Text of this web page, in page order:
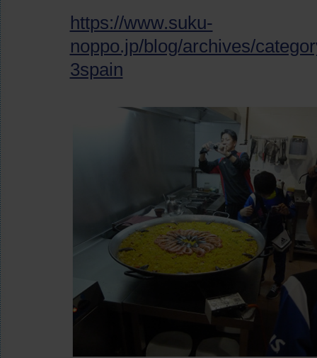
https://www.suku-
noppo.jp/blog/archives/
3spain